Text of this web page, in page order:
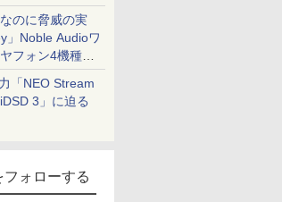
のに脅威の実
」Noble Audioワ
フォン4機種を
「NEO Stream
3」に迫る
フォローする